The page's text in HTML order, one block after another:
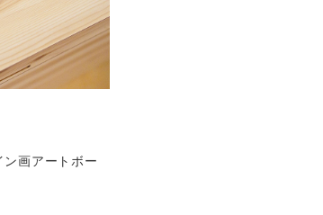
画アートボー